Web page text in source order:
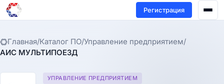
Регистрация
Главная/Каталог ПО/Управление предприятием/
АИС МУЛЬТИПОЕЗД
УПРАВЛЕНИЕ ПРЕДПРИЯТИЕМ